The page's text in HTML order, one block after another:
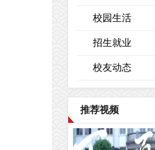
校园生活
招生就业
校友动态
推荐视频